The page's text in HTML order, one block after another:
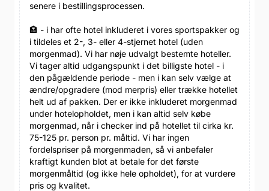
senere i bestillingsprocessen.
🏣 - i har ofte hotel inkluderet i vores sportspakker og
i tildeles et 2-, 3- eller 4-stjernet hotel (uden
morgenmad). Vi har nøje udvalgt bestemte hoteller.
Vi tager altid udgangspunkt i det billigste hotel - i
den pågældende periode - men i kan selv vælge at
ændre/opgradere (mod merpris) eller trække hotellet
helt ud af pakken. Der er ikke inkluderet morgenmad
under hotelopholdet, men i kan altid selv købe
morgenmad, når i checker ind på hotellet til cirka kr.
75-125 pr. person pr. måltid. Vi har ingen
fordelspriser på morgenmaden, så vi anbefaler
kraftigt kunden blot at betale for det første
morgenmåltid (og ikke hele opholdet), for at vurdere
pris og kvalitet.